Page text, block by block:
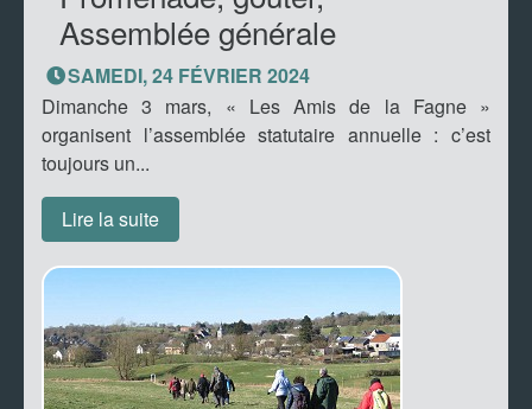
Assemblée générale
SAMEDI, 24 FÉVRIER 2024
Dimanche 3 mars, « Les Amis de la Fagne »
organisent l’assemblée statutaire annuelle : c’est
toujours un...
Lire la suite